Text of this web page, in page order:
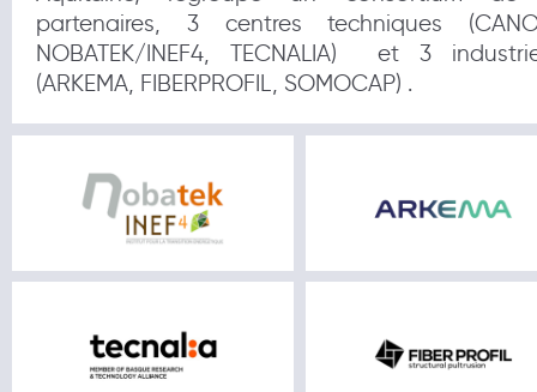
partenaires, 3 centres techniques
NOBATEK/INEF4, TECNALIA) et 3
(ARKEMA, FIBERPROFIL, SOMOCAP) .